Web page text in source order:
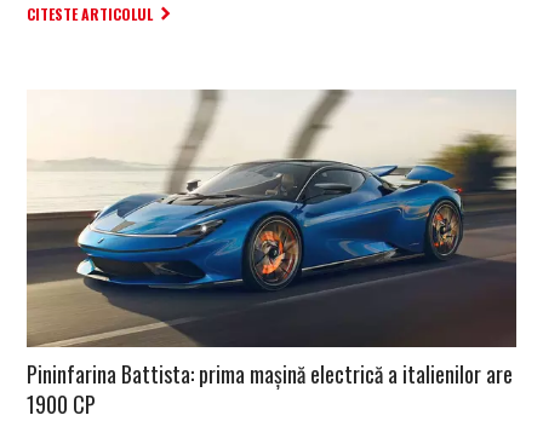
CITESTE ARTICOLUL
Pininfarina Battista: prima mașină electrică a italienilor are
1900 CP